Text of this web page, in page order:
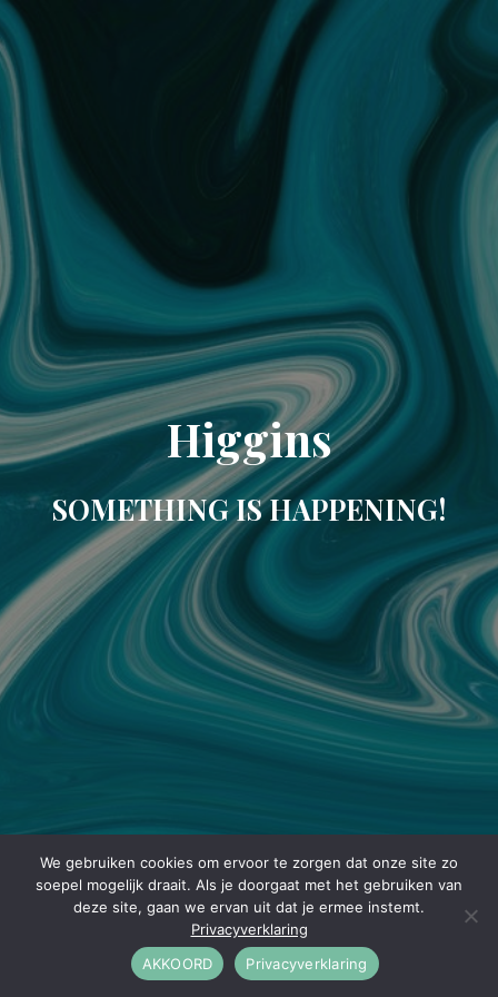
Higgins
SOMETHING IS HAPPENING!
We gebruiken cookies om ervoor te zorgen dat onze site zo
soepel mogelijk draait. Als je doorgaat met het gebruiken van
deze site, gaan we ervan uit dat je ermee instemt.
Privacyverklaring
AKKOORD
Privacyverklaring